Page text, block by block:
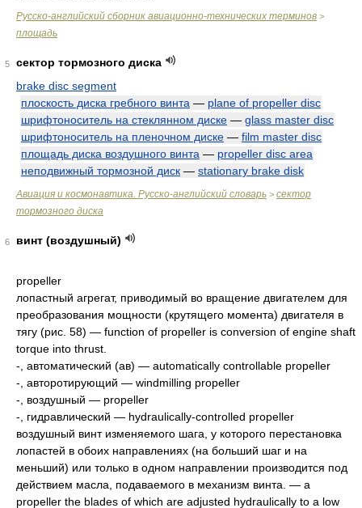
Русско-английский сборник авиационно-технических терминов >
площадь
5
сектор тормозного диска
brake disc segment
плоскость диска гребного винта — plane of propeller disc
шрифтоноситель на стеклянном диске — glass master disc
шрифтоноситель на пленочном диске — film master disc
площадь диска воздушного винта — propeller disc area
неподвижный тормозной диск — stationary brake disk
Авиация и космонавтика. Русско-английский словарь > сектор
тормозного диска
6 винт (воздушный)
propeller
лопастный агрегат, приводимый во вращение двигателем для
преобразования мощности (крутящего момента) двигателя в
тягу (рис. 58) — function of propeller is conversion of engine shaft
torque into thrust.
-, автоматический (ав) — automatically controllable propeller
-, авторотирующий — windmilling propeller
-, воздушный — propeller
-, гидравлический — hydraulically-controlled propeller
воздушный винт изменяемого шага, у которого перестановка
лопастей в обоих направлениях (на больший шаг и на
меньший) или только в одном направлении производится под
действием масла, подаваемого в механизм винта. — a
propeller the blades of which are adjusted hydraulically to a low